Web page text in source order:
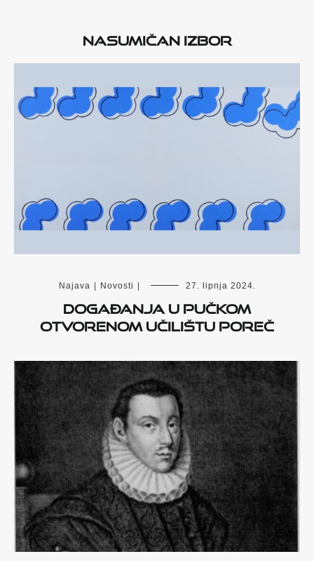
Nasumičan izbor
Najava | Novosti | 27. lipnja 2024.
Događanja u Pučkom
otvorenom učilištu Poreč